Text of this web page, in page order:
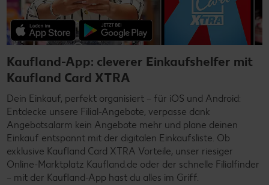
Kaufland-App: cleverer Einkaufshelfer mit
Kaufland Card XTRA
Dein Einkauf, perfekt organisiert – für iOS und Android:
Entdecke unsere Filial-Angebote, verpasse dank
Angebotsalarm kein Angebote mehr und plane deinen
Einkauf entspannt mit der digitalen Einkaufsliste. Ob
exklusive Kaufland Card XTRA Vorteile, unser riesiger
Online-Marktplatz Kaufland.de oder der schnelle Filialfinder
– mit der Kaufland-App hast du alles im Griff.